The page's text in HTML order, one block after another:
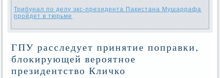
Трибунал по делу экс-президента Пакистана Мушаррафа
пройдет в тюрьме
ГПУ расследует принятие поправки,
блокирующей вероятное
президентство Кличко